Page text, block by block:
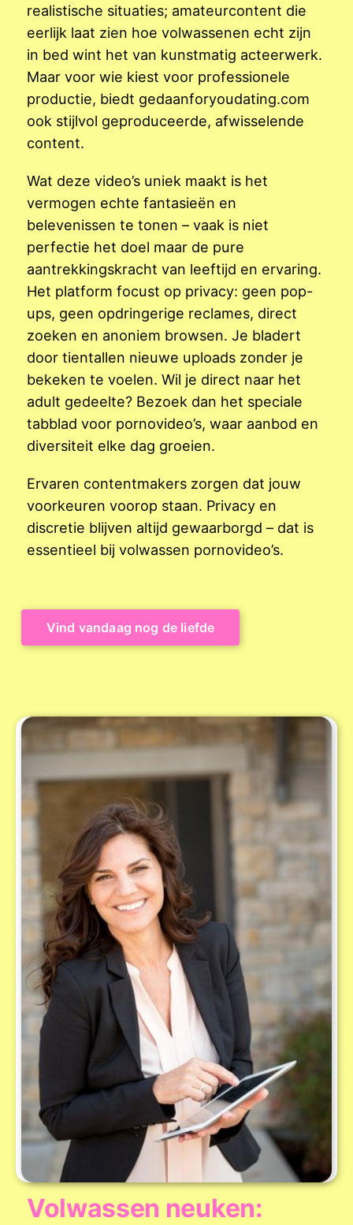
realistische situaties; amateurcontent die
eerlijk laat zien hoe volwassenen echt zijn
in bed wint het van kunstmatig acteerwerk.
Maar voor wie kiest voor professionele
productie, biedt gedaanforyoudating.com
ook stijlvol geproduceerde, afwisselende
content.
Wat deze video’s uniek maakt is het
vermogen echte fantasieën en
belevenissen te tonen – vaak is niet
perfectie het doel maar de pure
aantrekkingskracht van leeftijd en ervaring.
Het platform focust op privacy: geen pop-
ups, geen opdringerige reclames, direct
zoeken en anoniem browsen. Je bladert
door tientallen nieuwe uploads zonder je
bekeken te voelen. Wil je direct naar het
adult gedeelte? Bezoek dan het speciale
tabblad voor pornovideo’s, waar aanbod en
diversiteit elke dag groeien.
Ervaren contentmakers zorgen dat jouw
voorkeuren voorop staan. Privacy en
discretie blijven altijd gewaarborgd – dat is
essentieel bij volwassen pornovideo’s.
Vind vandaag nog de liefde
Volwassen neuken: